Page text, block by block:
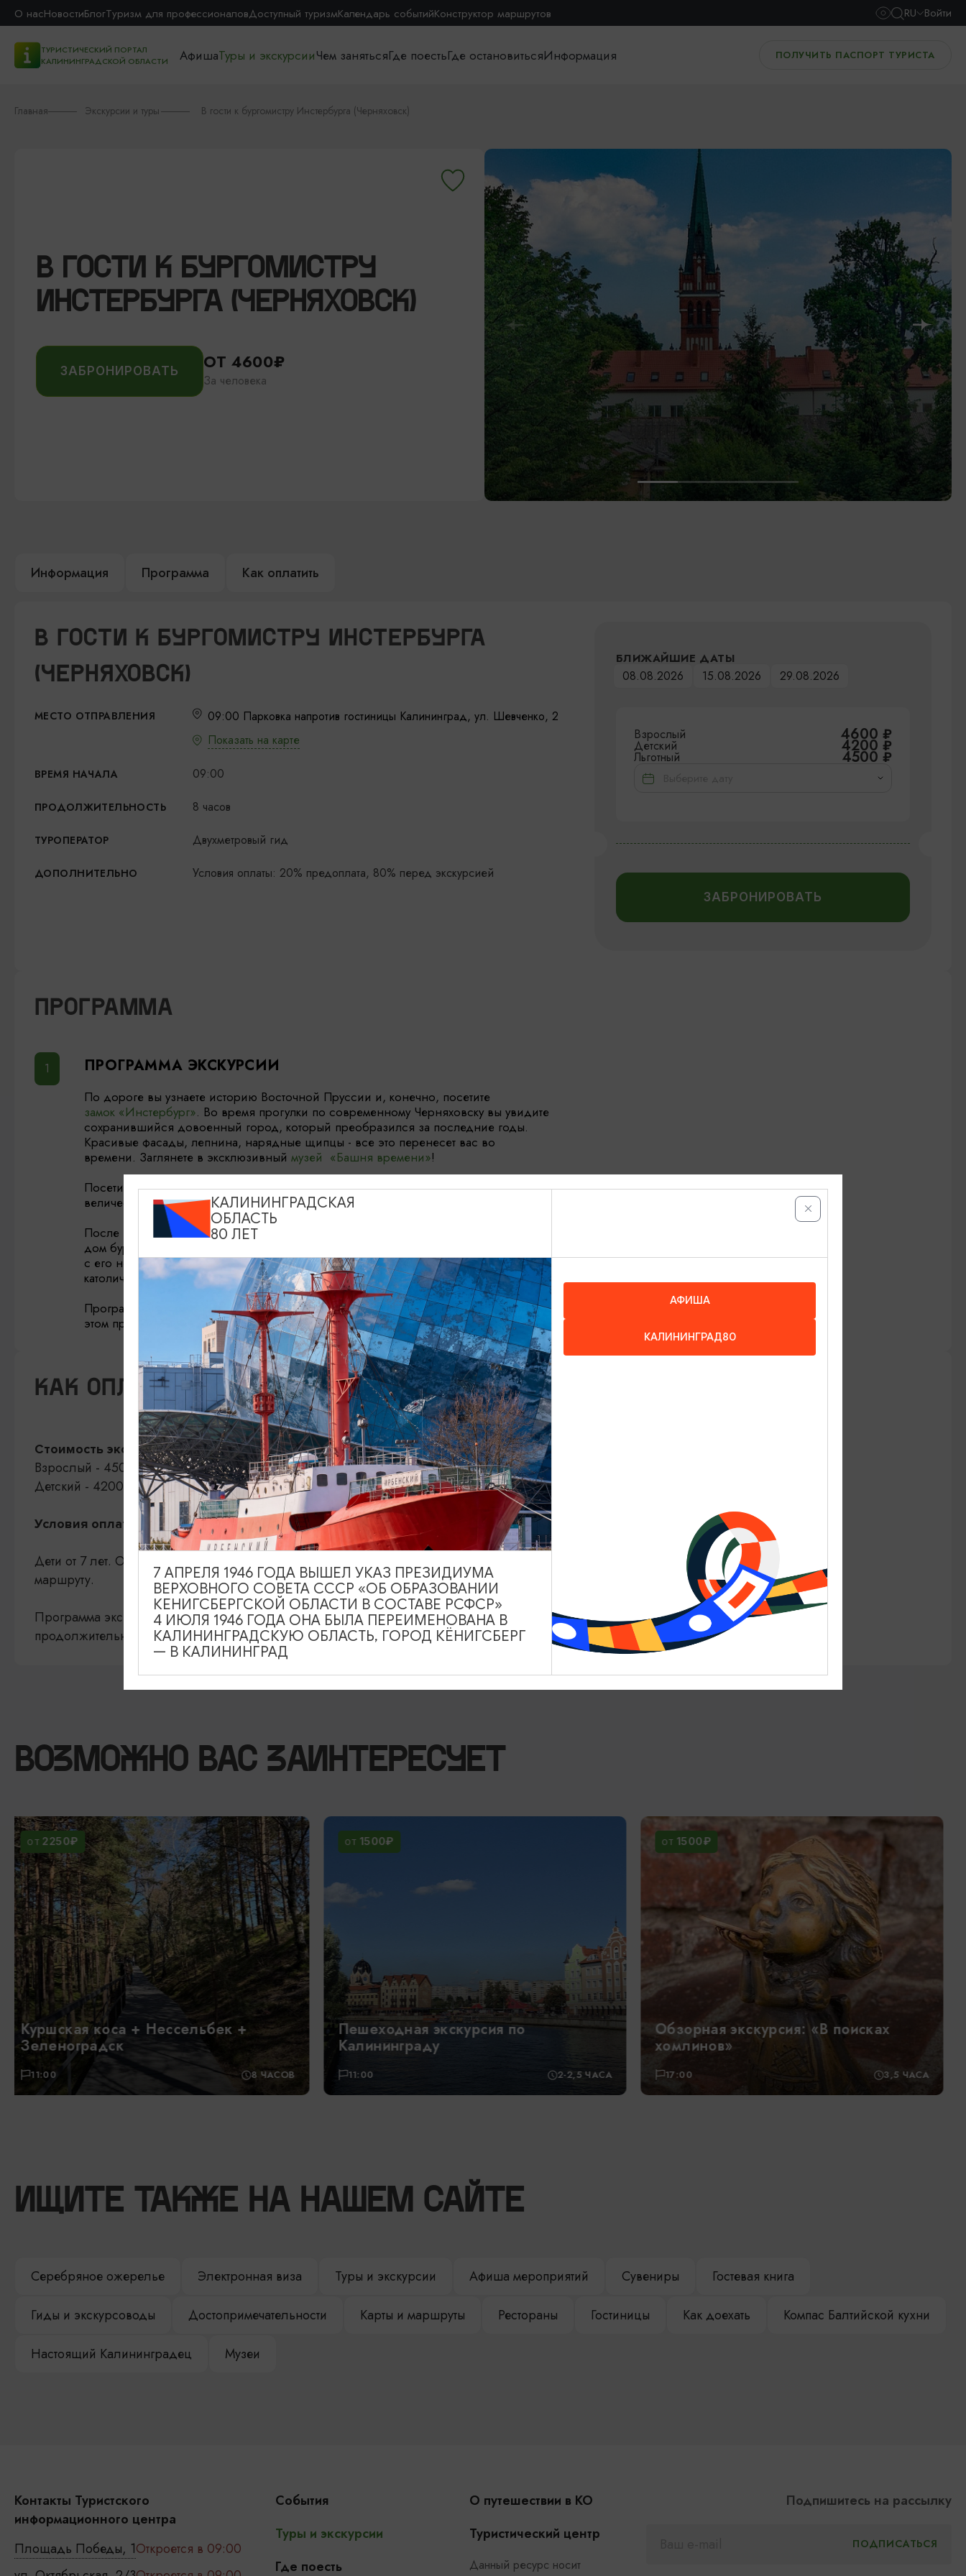
О насНовостиБлогТуризм для профессионаловДоступный туризмКалендарь событийКонструктор маршрутов RU Войти
ТУРИСТИЧЕСКИЙ ПОРТАЛ
КАЛИНИНГРАДСКОЙ ОБЛАСТИ
АфишаТуры и экскурсииЧем занятьсяГде поестьГде остановитьсяИнформация ПОЛУЧИТЬ ПАСПОРТ ТУРИСТА
Главная Экскурсии и туры В гости к бургомистру Инстербурга (Черняховск)
В ГОСТИ К БУРГОМИСТРУ
ИНСТЕРБУРГА (ЧЕРНЯХОВСК)
ЗАБРОНИРОВАТЬ ОТ 4600₽
За человека
Информация Программа Как оплатить
В ГОСТИ К БУРГОМИСТРУ ИНСТЕРБУРГА
(ЧЕРНЯХОВСК)
МЕСТО ОТПРАВЛЕНИЯ
09:00 Парковка напротив гостиницы Калининград, ул. Шевченко, 2
Показать на карте
ВРЕМЯ НАЧАЛА 09:00
ПРОДОЛЖИТЕЛЬНОСТЬ 8 часов
ТУРОПЕРАТОР Двухметровый гид
ДОПОЛНИТЕЛЬНО Условия оплаты: 20% предоплата, 80% перед экскурсией
БЛИЖАЙШИЕ ДАТЫ
08.08.2026 15.08.2026 29.08.2026
Взрослый 4600 ₽
Детский 4200 ₽
Льготный 4500 ₽
ЗАБРОНИРОВАТЬ
ПРОГРАММА
ПРОГРАММА ЭКСКУРСИИ
По дороге вы узнаете историю Восточной Пруссии и, конечно, посетите
замок «Инстербург». Во время прогулки по современному Черняховску вы увидите
сохранившийся довоенный город, который преобразился за последние годы.
Красивые фасады, лепнина, нарядные щипцы - все это перенесет вас во
времени. Заглянете в эксклюзивный музей «Башня времени»!
Посетите православныйсобор Архангела Михаила- настолько массивное и
величественное здание, что, кажется, само пространство рядом с ним искажается.
После этой подготовительной части вы попадете в старый, но отремонтированный
дом бургомистра. Это фантастическое здание! Узнаете историю дома и познакомимся
с его не менее интересным настоящим. После посетите действующий
католическийхрам святого Бруно.
Программа экскурсии может быть изменена по причине внешних обстоятельств. При
этом продолжительность экскурсии остается неизменной.
КАК ОПЛАТИТЬ
Стоимость экскурсии:
Взрослый - 4500 руб.
Детский - 4200 руб.
Условия оплаты:
20% предоплата, 80% перед экскурсией.
Дети от 7 лет. Ограничения связаны с обеспечением безопасности при переезде по
маршруту.
Программа экскурсии может быть изменена по причине внешних обстоятельств. При этом
продолжительность экскурсии остается неизменной.
ВОЗМОЖНО ВАС ЗАИНТЕРЕСУЕТ
ОТ1500₽
Пешеходная экскурсия по
Калининграду
11:00 2-2,5 ЧАСА
ОТ1500₽
Обзорная экскурсия: «В поисках
хомлинов»
17:00 3,5 ЧАСА
ОТ1900₽
Светлогорск и Янтарный
09:00 8 ЧАСОВ
ИЩИТЕ ТАКЖЕ НА НАШЕМ САЙТЕ
Серебряное ожерелье Электронная виза Туры и экскурсии Афиша мероприятий Сувениры Гостевая книга
Гиды и экскурсоводы Достопримечательности Карты и маршруты Рестораны Гостиницы Как доехать Компас Балтийской кухни
Настоящий Калининградец Музеи
Контакты Туристского
информационного центра
Площадь Победы, 1Откроется в 09:00
События
Туры и экскурсии
Где поесть
О путешествии в КО
Туристический центр
Данный ресурс носит
Подпишитесь на рассылку
КАЛИНИНГРАДСКАЯ
ОБЛАСТЬ
80 ЛЕТ
АФИША
КАЛИНИНГРАД80
7 АПРЕЛЯ 1946 ГОДА ВЫШЕЛ УКАЗ ПРЕЗИДИУМА
ВЕРХОВНОГО СОВЕТА СССР «ОБ ОБРАЗОВАНИИ
КЕНИГСБЕРГСКОЙ ОБЛАСТИ В СОСТАВЕ РСФСР»
4 ИЮЛЯ 1946 ГОДА ОНА БЫЛА ПЕРЕИМЕНОВАНА В
КАЛИНИНГРАДСКУЮ ОБЛАСТЬ, ГОРОД КЁНИГСБЕРГ
— В КАЛИНИНГРАД